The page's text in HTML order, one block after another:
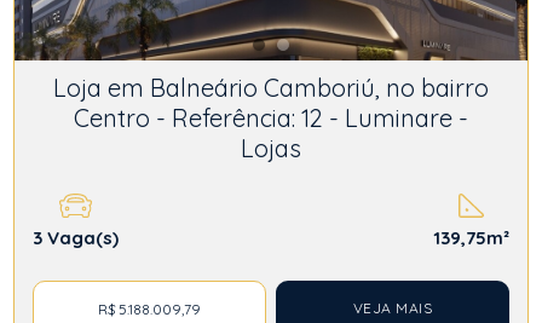
Loja em Balneário Camboriú, no bairro
Centro - Referência: 12 - Luminare -
Lojas
3 Vaga(s) 139,75m²
R$ 5.188.009,79 VEJA MAIS